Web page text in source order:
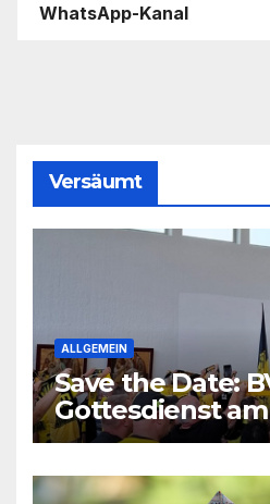
WhatsApp-Kanal
Versäumt
ALLGEMEIN
Save the Date:
Gottesdienst am
2026